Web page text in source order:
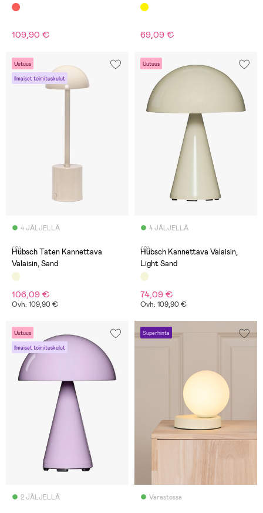
109,90 € 69,09 €
Uutuus
Ilmaiset toimituskulut
4 JÄLJELLÄ
(0)
Hübsch Taten Kannettava
Valaisin, Sand
106,09 €
Ovh: 109,90 €
Uutuus
4 JÄLJELLÄ
(0)
Hübsch Kannettava Valaisin,
Light Sand
74,09 €
Ovh: 109,90 €
Uutuus
Ilmaiset toimituskulut
2 JÄLJELLÄ
Superhinta
Varastossa